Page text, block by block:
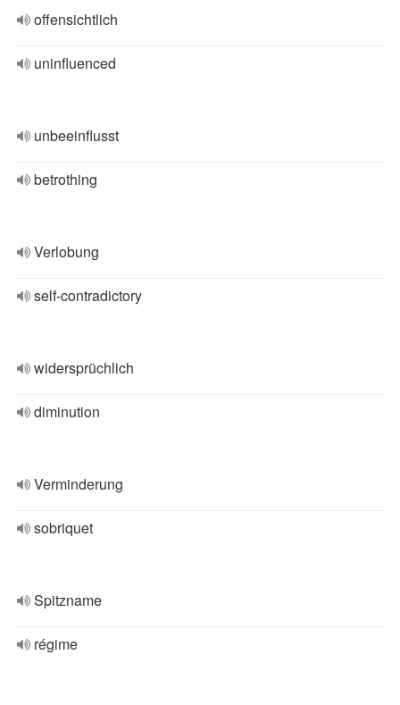
offensichtlich
uninfluenced
unbeeinflusst
betrothing
Verlobung
self-contradictory
widersprüchlich
diminution
Verminderung
sobriquet
Spitzname
régime